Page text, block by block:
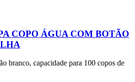
COPO ÁGUA COM BOTÃO
branco, capacidade para 100 copos de